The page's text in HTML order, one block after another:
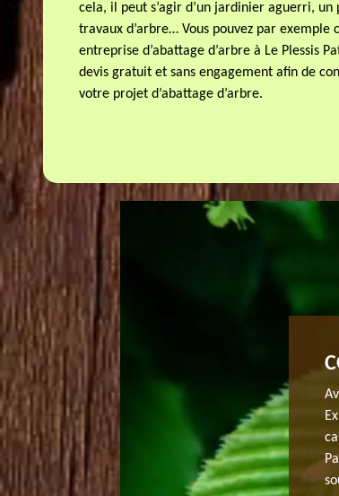
cela, il peut s’agir d’un jardinier aguerri,
travaux d’arbre… Vous pouvez par exemple
entreprise d’abattage d’arbre à Le Plessis
devis gratuit et sans engagement afin de
votre projet d’abattage d’arbre.
D’ARBRE À LE PLESSIS
à Le Plessis Pate dans le 91220, JH elagage est
d’un jardinier élagueur qui connaît toutes les
les dangers qui vous menaces. De plus, son
respecter vos exigences sur la qualité du travail.